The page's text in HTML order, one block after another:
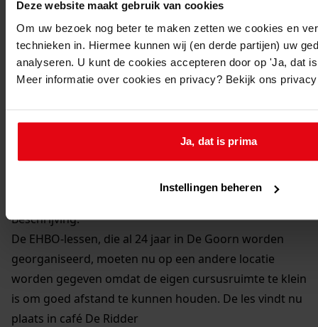
Deze website maakt gebruik van cookies
Om uw bezoek nog beter te maken zetten we cookies en
technieken in. Hiermee kunnen wij (en derde partijen) uw
analyseren. U kunt de cookies accepteren door op 'Ja, dat
Meer informatie over cookies en privacy? Bekijk ons
Ja, dat is prima
Instellingen beheren
Plaatsingslijst
18 september 2020
333EHBO-les
Beschrijving:
De EHBO-lessen, die al 24 jaar in De Goorn worden
georganiseerd, moeten nu op een andere locatie
worden gegeven omdat de eigen cursusruimte te klein
is om goed afstand te kunnen houden. De les vindt nu
plaats in café De Ridder